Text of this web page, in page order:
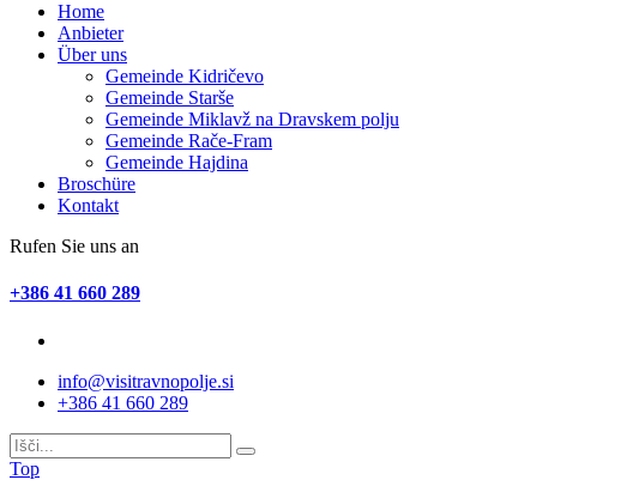
Home
Anbieter
Über uns
Gemeinde Kidričevo
Gemeinde Starše
Gemeinde Miklavž na Dravskem polju
Gemeinde Rače-Fram
Gemeinde Hajdina
Broschüre
Kontakt
Rufen Sie uns an
+386 41 660 289
info@visitravnopolje.si
+386 41 660 289
Top